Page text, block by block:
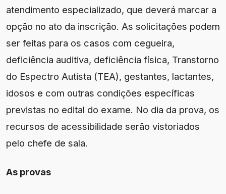
atendimento especializado, que deverá marcar a
opção no ato da inscrição. As solicitações podem
ser feitas para os casos com cegueira,
deficiência auditiva, deficiência física, Transtorno
do Espectro Autista (TEA), gestantes, lactantes,
idosos e com outras condições específicas
previstas no edital do exame. No dia da prova, os
recursos de acessibilidade serão vistoriados
pelo chefe de sala.
As provas